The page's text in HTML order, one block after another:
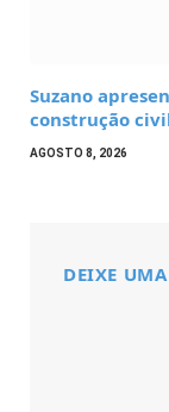
Suzano
construção
AGOSTO 8, 2026
DEIXE UMA